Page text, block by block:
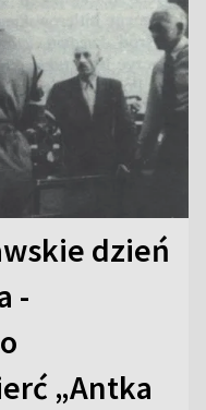
dzień
-
„Antka